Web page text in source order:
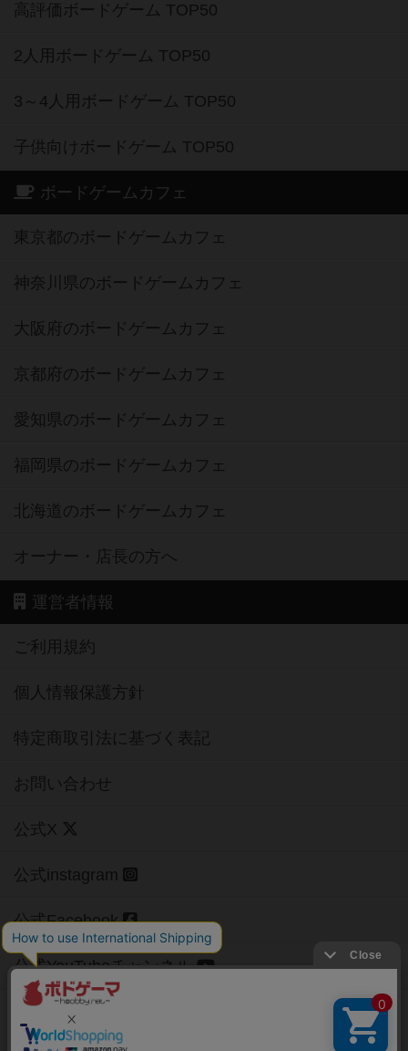
高評価ボードゲーム TOP50
2人用ボードゲーム TOP50
3～4人用ボードゲーム TOP50
子供向けボードゲーム TOP50
ボードゲームカフェ
東京都のボードゲームカフェ
神奈川県のボードゲームカフェ
大阪府のボードゲームカフェ
京都府のボードゲームカフェ
愛知県のボードゲームカフェ
福岡県のボードゲームカフェ
北海道のボードゲームカフェ
オーナー・店長の方へ
運営者情報
ご利用規約
個人情報保護方針
特定商取引法に基づく表記
お問い合わせ
公式X
公式instagram
公式Facebook
公式YouTubeチャンネル